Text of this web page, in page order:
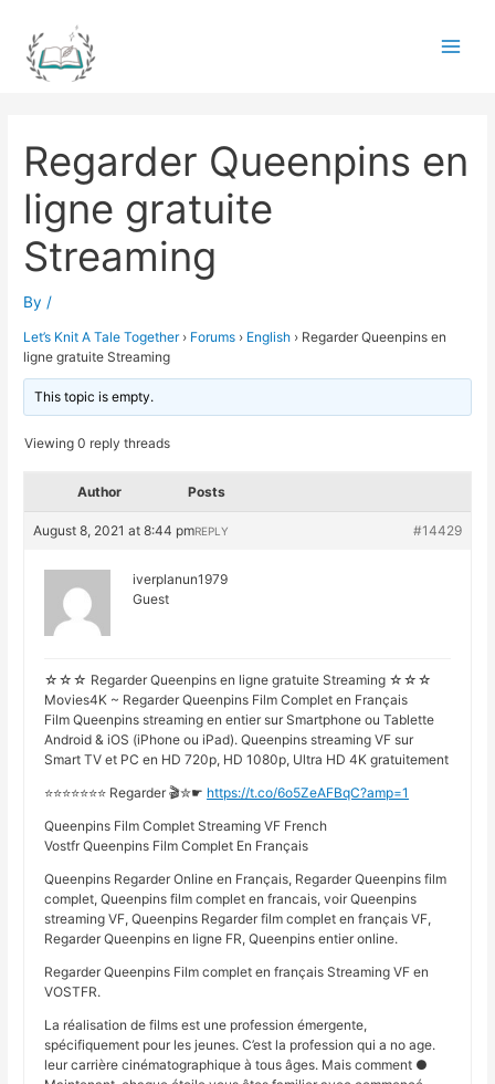
content
Regarder Queenpins en
ligne gratuite
Streaming
By /
Let’s Knit A Tale Together › Forums › English › Regarder Queenpins en
ligne gratuite Streaming
This topic is empty.
Viewing 0 reply threads
Author Posts
August 8, 2021 at 8:44 pm #14429
REPLY
iverplanun1979
Guest
☆☆☆ Regarder Queenpins en ligne gratuite Streaming ☆☆☆
Movies4K ~ Regarder Queenpins Film Complet en Français
Film Queenpins streaming en entier sur Smartphone ou Tablette
Android & iOS (iPhone ou iPad). Queenpins streaming VF sur
Smart TV et PC en HD 720p, HD 1080p, Ultra HD 4K gratuitement
⭐⭐⭐⭐⭐⭐⭐ Regarder 🎬✮☛ https://t.co/6o5ZeAFBqC?amp=1
Queenpins Film Complet Streaming VF French
Vostfr Queenpins Film Complet En Français
Queenpins Regarder Online en Français, Regarder Queenpins film
complet, Queenpins film complet en francais, voir Queenpins
streaming VF, Queenpins Regarder film complet en français VF,
Regarder Queenpins en ligne FR, Queenpins entier online.
Regarder Queenpins Film complet en français Streaming VF en
VOSTFR.
La réalisation de films est une profession émergente,
spécifiquement pour les jeunes. C’est la profession qui a no age.
leur carrière cinématographique à tous âges. Mais comment ●